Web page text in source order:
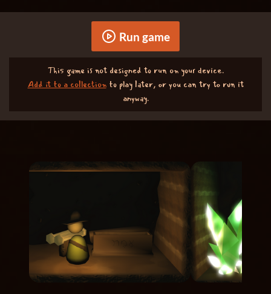
Run game
This game is not designed to run on your device.
Add it to a collectionto play later, or you can try to run it
anyway.